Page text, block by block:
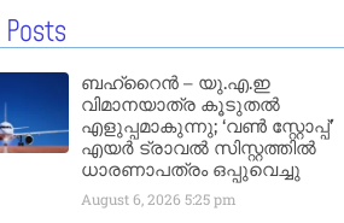
ബഹ്‌റൈൻ – യു.എ.ഇ
വിമാനയാത്ര കൂടുതൽ
എളുപ്പമാകുന്നു; ‘വൺ സ്റ്റോപ്പ്’
എയർ ട്രാവൽ സിസ്റ്റത്തിൽ
ധാരണാപത്രം ഒപ്പുവെച്ചു
August 6, 2026 5:25 pm